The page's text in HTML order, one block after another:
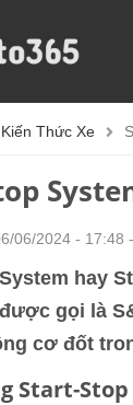
Kiến Thức Xe
06/2024 - 17:48 -
hay
gọi là
cơ đốt
Start-Stop